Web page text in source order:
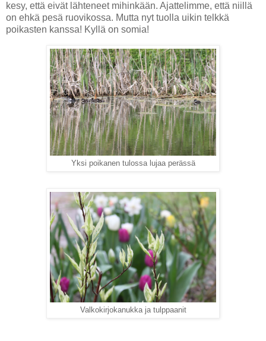
kesy, että eivät lähteneet mihinkään. Ajattelimme, että niillä
on ehkä pesä ruovikossa. Mutta nyt tuolla uikin telkkä
poikasten kanssa! Kyllä on somia!
Yksi poikanen tulossa lujaa perässä
Valkokirjokanukka ja tulppaanit